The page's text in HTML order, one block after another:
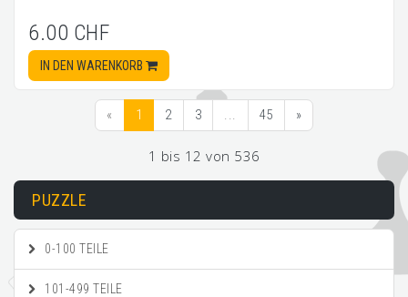
6.00 CHF
IN DEN WARENKORB
« 1 2 3 ... 45 »
1 bis 12 von 536
PUZZLE
0-100 TEILE
101-499 TEILE